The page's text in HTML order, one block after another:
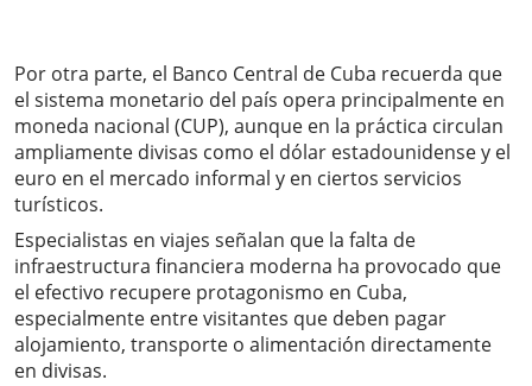
Por otra parte, el Banco Central de Cuba recuerda que
el sistema monetario del país opera principalmente en
moneda nacional (CUP), aunque en la práctica circulan
ampliamente divisas como el dólar estadounidense y el
euro en el mercado informal y en ciertos servicios
turísticos.
Especialistas en viajes señalan que la falta de
infraestructura financiera moderna ha provocado que
el efectivo recupere protagonismo en Cuba,
especialmente entre visitantes que deben pagar
alojamiento, transporte o alimentación directamente
en divisas.